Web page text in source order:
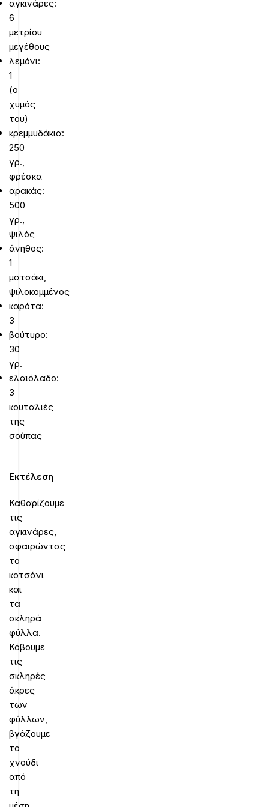
αγκινάρες:
6
μετρίου
μεγέθους
λεμόνι:
1
(ο
χυμός
του)
κρεμμυδάκια:
250
γρ.,
φρέσκα
αρακάς:
500
γρ.,
ψιλός
άνηθος:
1
ματσάκι,
ψιλοκομμένος
καρότα:
3
βούτυρο:
30
γρ.
ελαιόλαδο:
3
κουταλιές
της
σούπας
Εκτέλεση
Καθαρίζουμε
τις
αγκινάρες,
αφαιρώντας
το
κοτσάνι
και
τα
σκληρά
φύλλα.
Κόβουμε
τις
σκληρές
άκρες
των
φύλλων,
βγάζουμε
το
χνούδι
από
τη